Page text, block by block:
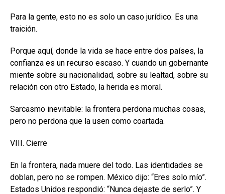
Para la gente, esto no es solo un caso jurídico. Es una
traición.
Porque aquí, donde la vida se hace entre dos países, la
confianza es un recurso escaso. Y cuando un gobernante
miente sobre su nacionalidad, sobre su lealtad, sobre su
relación con otro Estado, la herida es moral.
Sarcasmo inevitable: la frontera perdona muchas cosas,
pero no perdona que la usen como coartada.
VIII. Cierre
En la frontera, nada muere del todo. Las identidades se
doblan, pero no se rompen. México dijo: “Eres solo mío”.
Estados Unidos respondió: “Nunca dejaste de serlo”. Y